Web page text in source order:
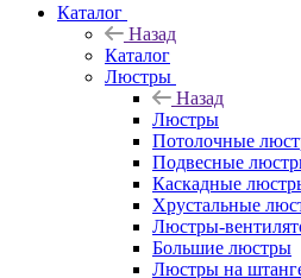
Каталог
Назад
Каталог
Люстры
Назад
Люстры
Потолочные
Подвесные
Каскадные
Хрустальные
Люстры-
Большие люстры
Люстры на